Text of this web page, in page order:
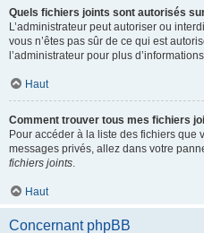
Quels fichiers joints sont autorisés
L’administrateur peut autoriser ou
vous n’êtes pas sûr de ce qui est
l’administrateur pour plus
Haut
Comment trouver tous mes fichiers
Pour accéder à la liste des fichiers que
messages privés, allez dans votre
fichiers joints.
Haut
Concernant phpBB